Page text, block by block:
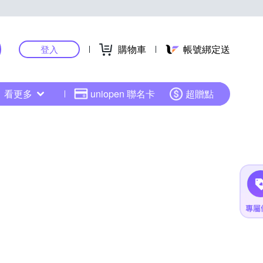
登入 購物車 帳號綁定送
看更多 uniopen 聯名卡 超贈點